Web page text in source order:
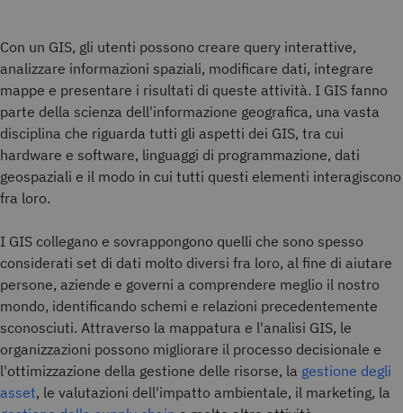
Con un GIS, gli utenti possono creare query interattive,
analizzare informazioni spaziali, modificare dati, integrare
mappe e presentare i risultati di queste attività. I GIS fanno
parte della scienza dell'informazione geografica, una vasta
disciplina che riguarda tutti gli aspetti dei GIS, tra cui
hardware e software, linguaggi di programmazione, dati
geospaziali e il modo in cui tutti questi elementi interagiscono
fra loro.
I GIS collegano e sovrappongono quelli che sono spesso
considerati set di dati molto diversi fra loro, al fine di aiutare
persone, aziende e governi a comprendere meglio il nostro
mondo, identificando schemi e relazioni precedentemente
sconosciuti. Attraverso la mappatura e l'analisi GIS, le
organizzazioni possono migliorare il processo decisionale e
l'ottimizzazione della gestione delle risorse, la gestione degli
asset, le valutazioni dell'impatto ambientale, il marketing, la